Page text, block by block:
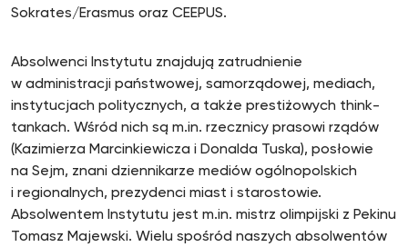
Sokrates/Erasmus oraz CEEPUS.
Absolwenci Instytutu znajdują zatrudnienie
w administracji państwowej, samorządowej, mediach,
instytucjach politycznych, a także prestiżowych think-
tankach. Wśród nich są m.in. rzecznicy prasowi rządów
(Kazimierza Marcinkiewicza i Donalda Tuska), posłowie
na Sejm, znani dziennikarze mediów ogólnopolskich
i regionalnych, prezydenci miast i starostowie.
Absolwentem Instytutu jest m.in. mistrz olimpijski z Pekinu
Tomasz Majewski. Wielu spośród naszych absolwentów